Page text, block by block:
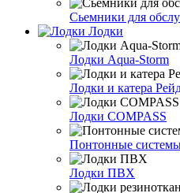
Сьемники для
Лодки
Лодки Aqua-Storm
Лодки и катера
Лодки COMPASS
Понтонные
Лодки ПВХ